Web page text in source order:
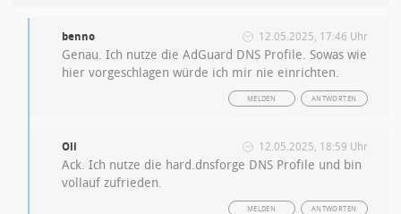
benno 12.05.2025, 17:46 Uhr
Genau. Ich nutze die AdGuard DNS Profile. Sowas wie
hier vorgeschlagen würde ich mir nie einrichten.
ANTWORTEN
MELDEN
Oli 12.05.2025, 18:59 Uhr
Ack. Ich nutze die hard.dnsforge DNS Profile und bin
vollauf zufrieden.
ANTWORTEN
MELDEN